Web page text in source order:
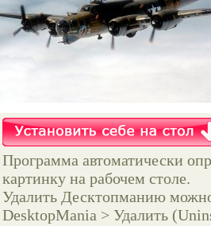
Программа автоматически
картинку на рабочем столе.
Удалить Десктопманию
DesktopMania > Удалить